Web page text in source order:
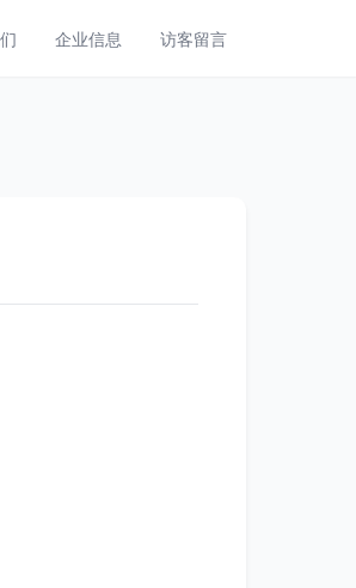
企业信息 访客留言